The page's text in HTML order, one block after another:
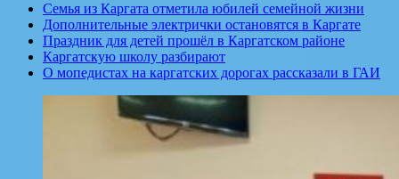
Семья из Каргата отметила юбилей семейной жизни
Дополнительные электрички остановятся в Каргате
Праздник для детей прошёл в Каргатском районе
Каргатскую школу разбирают
О мопедистах на каргатских дорогах рассказали в ГАИ